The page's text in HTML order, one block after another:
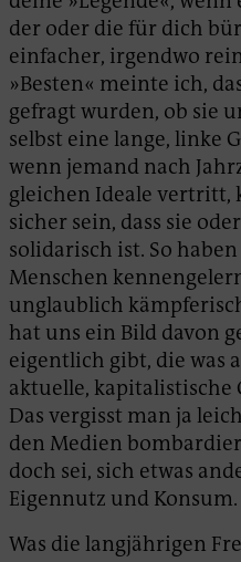
der oder die für dich
einfacher, irgendwo
»Besten« meinte ich,
gefragt wurden, ob sie
selbst eine lange, linke
wenn jemand nach
gleichen Ideale vertritt,
sicher sein, dass sie
solidarisch ist. So
Menschen
unglaublich
hat uns ein Bild davon
eigentlich gibt, die was
aktuelle, kapitalistische
Das vergisst man ja
den Medien
doch sei, sich etwas
Eigennutz und Konsum.
Was die langjährigen